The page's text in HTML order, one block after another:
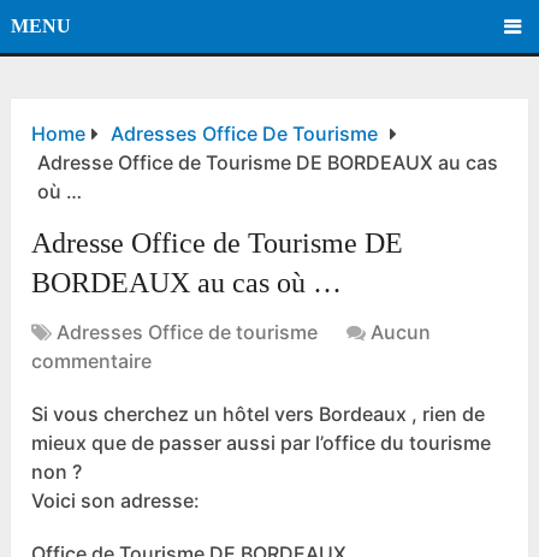
MENU
Home
Adresses Office De Tourisme
Adresse Office de Tourisme DE BORDEAUX au cas
où …
Adresse Office de Tourisme DE
BORDEAUX au cas où …
Adresses Office de tourisme
Aucun
commentaire
Si vous cherchez un hôtel vers Bordeaux , rien de
mieux que de passer aussi par l’office du tourisme
non ?
Voici son adresse: